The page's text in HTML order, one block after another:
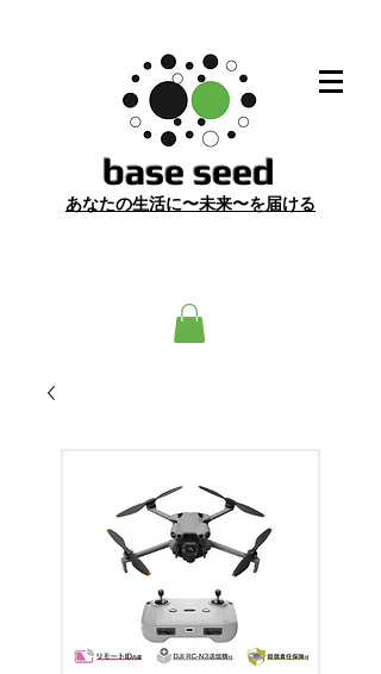
​base seed
あなたの生活に〜未来〜を届ける